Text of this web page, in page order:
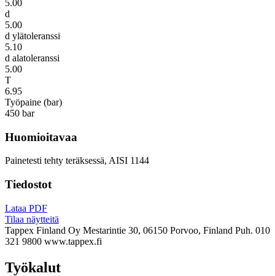
5.00
d
5.00
d ylätoleranssi
5.10
d alatoleranssi
5.00
T
6.95
Työpaine (bar)
450 bar
Huomioitavaa
Painetesti tehty teräksessä, AISI 1144
Tiedostot
Lataa PDF
Tilaa näytteitä
Tappex Finland Oy Mestarintie 30, 06150 Porvoo, Finland Puh. 010
321 9800 www.tappex.fi
Työkalut